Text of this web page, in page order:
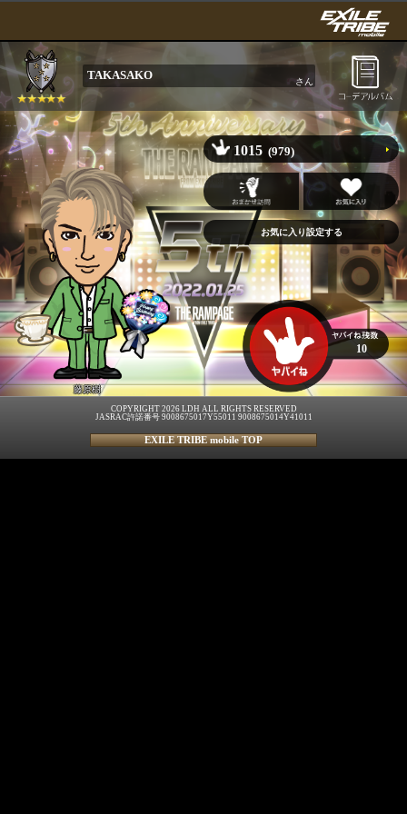
TAKASAKO さん
藤原樹
1015 (979)
10
COPYRIGHT 2026 LDH ALL RIGHTS RESERVED
JASRAC許諾番号 9008675017Y55011 9008675014Y41011
EXILE TRIBE mobile TOP